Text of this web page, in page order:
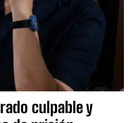
culpable y